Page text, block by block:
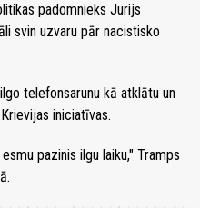
padomnieks Jurijs
svin uzvaru pār nacistisko
telefonsarunu kā atklātu un
iniciatīvas.
pazinis ilgu laiku," Tramps